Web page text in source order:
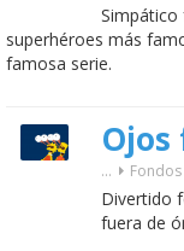
Simpático
superhéroes más
famosa serie.
...
Divertido
fuera de